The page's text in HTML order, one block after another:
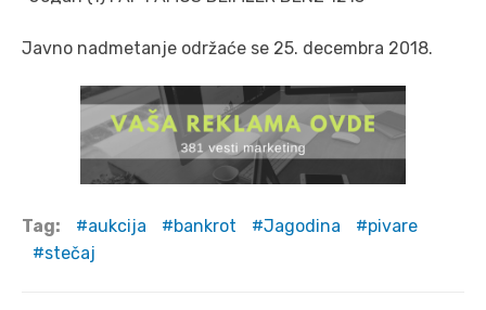
Javno nadmetanje održaće se 25. decembra 2018.
Tag: aukcija bankrot Jagodina
pivare
stečaj